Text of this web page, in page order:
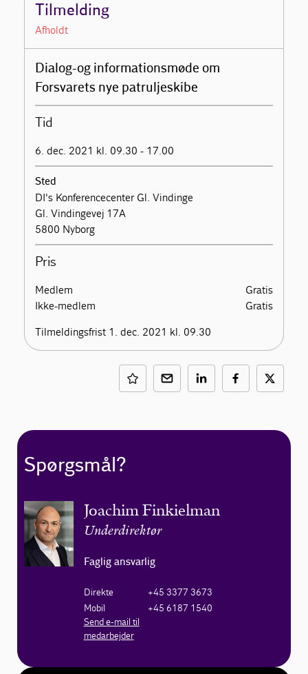
Tilmelding
Afholdt
Dialog-og informationsmøde om
Forsvarets nye patruljeskibe
Tid
6. dec. 2021 kl. 09.30 - 17.00
Sted
DI's Konferencecenter Gl. Vindinge
Gl. Vindingevej 17A
5800 Nyborg
Pris
Medlem
Gratis
Ikke-medlem
Gratis
Tilmeldingsfrist 1. dec. 2021 kl. 09.30
Spørgsmål?
Joachim Finkielman
Underdirektør
Faglig ansvarlig
Direkte
+45 3377 3673
Mobil
+45 6187 1540
Send e-mail til
medarbejder